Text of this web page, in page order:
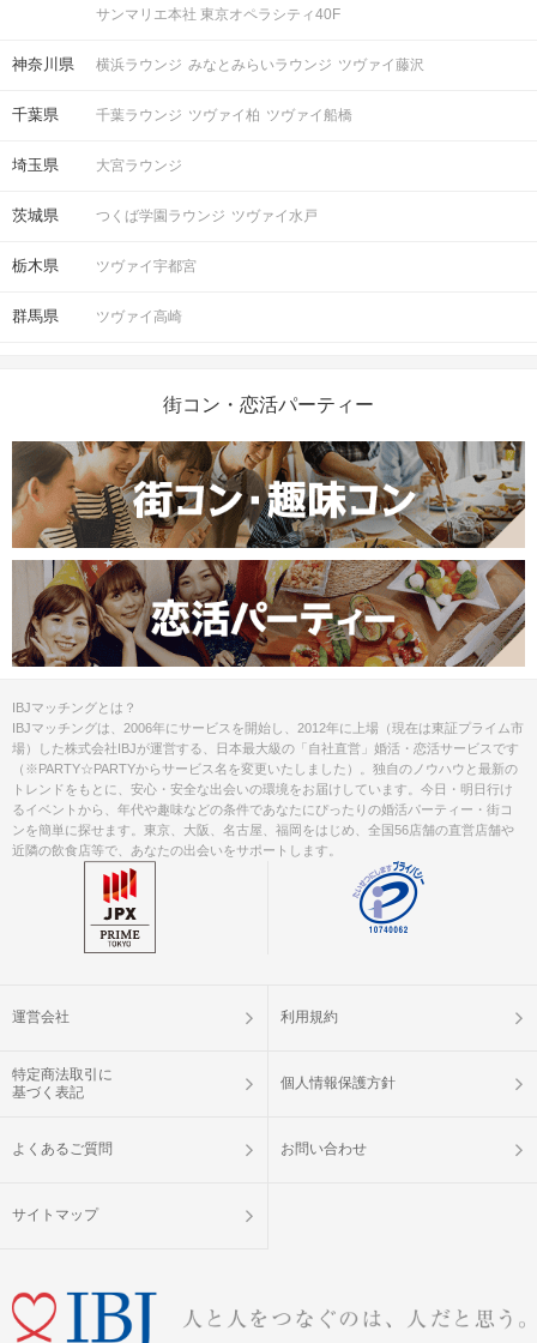
サンマリエ本社 東京オペラシティ40F
神奈川県 横浜ラウンジ みなとみらいラウンジ ツヴァイ藤沢
千葉県 千葉ラウンジ ツヴァイ柏 ツヴァイ船橋
埼玉県 大宮ラウンジ
茨城県 つくば学園ラウンジ ツヴァイ水戸
栃木県 ツヴァイ宇都宮
群馬県 ツヴァイ高崎
街コン・恋活パーティー
IBJマッチングとは？
IBJマッチングは、2006年にサービスを開始し、2012年に上場（現在は東証プライム市
場）した株式会社IBJが運営する、日本最大級の「自社直営」婚活・恋活サービスです
（※PARTY☆PARTYからサービス名を変更いたしました）。独自のノウハウと最新の
トレンドをもとに、安心・安全な出会いの環境をお届けしています。今日・明日行け
るイベントから、年代や趣味などの条件であなたにぴったりの婚活パーティー・街コ
ンを簡単に探せます。東京、大阪、名古屋、福岡をはじめ、全国56店舗の直営店舗や
近隣の飲食店等で、あなたの出会いをサポートします。
運営会社 利用規約
特定商法取引に
基づく表記
個人情報保護方針
よくあるご質問 お問い合わせ
サイトマップ